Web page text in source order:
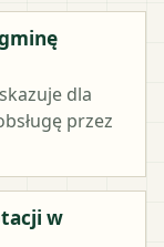
dla
przez
w